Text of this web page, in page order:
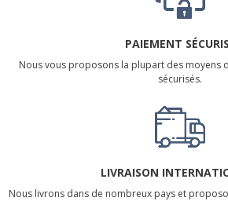
PAIEMENT
Nous vous proposons la plupart des moyens
sécurisés.
LIVRAISON
Nous livrons dans de nombreux pays et